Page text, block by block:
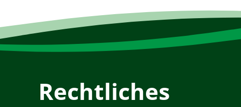
Rechtliches